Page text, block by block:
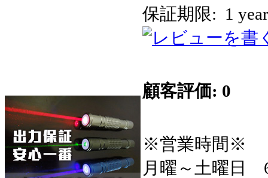
保証期限: 1 year
顧客評価: 0
※営業時間※
月曜～土曜日